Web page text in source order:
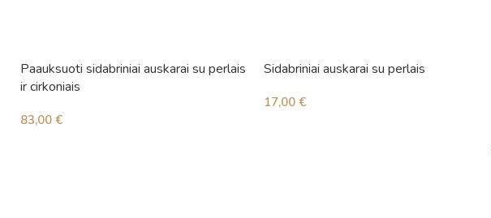
Paauksuoti sidabriniai auskarai su perlais
ir cirkoniais
83,00 €
Sidabriniai auskarai su perlais
17,00 €